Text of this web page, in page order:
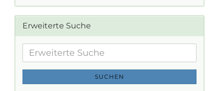
Erweiterte Suche
Erweiterte
Suche
SUCHEN